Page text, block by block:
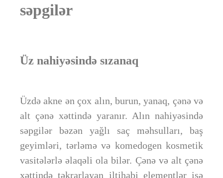
səpgilər
Üz nahiyəsində sızanaq
Üzdə akne ən çox alın, burun, yanaq, çənə və
alt çənə xəttində yaranır. Alın nahiyəsində
səpgilər bəzən yağlı saç məhsulları, baş
geyimləri, tərləmə və komedogen kosmetik
vasitələrlə əlaqəli ola bilər. Çənə və alt çənə
xəttində təkrarlayan iltihabi elementlər isə